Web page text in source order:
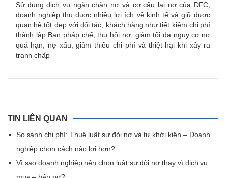
Sử dụng dịch vụ ngăn chặn nợ và cơ cấu lại nợ của DFC,
doanh nghiệp thu đuợc nhiều lợi ích về kinh tế và giữ được
quan hệ tốt đẹp với đối tác, khách hàng như tiết kiệm chi phí
thành lập Ban pháp chế, thu hồi nợ; giảm tối đa nguy cơ nợ
quá hạn, nợ xấu; giảm thiểu chi phí và thiệt hại khi xảy ra
tranh chấp
TIN LIÊN QUAN
So sánh chi phí: Thuê luật sư đòi nợ và tự khởi kiện – Doanh
nghiệp chọn cách nào lợi hơn?
Vì sao doanh nghiệp nên chọn luật sư đòi nợ thay vì dịch vụ